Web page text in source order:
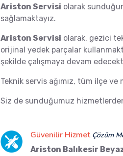
Ariston Servisi olarak
sağlamaktayız.
Ariston Servisi olarak, gezici
orijinal yedek parçalar
şekilde çalışmaya devam
Teknik servis ağımız, tüm ilçe
Siz de sunduğumuz
Güvenilir Hizmet Çözüm
Ariston Balıkesir